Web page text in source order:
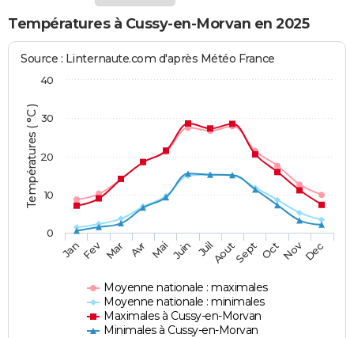
Températures à Cussy-en-Morvan en 2025
Températures ( °C )
Source : Linternaute.com d'après Météo France
Moyenne nationale : maximales
Moyenne nationale : minimales
Maximales à Cussy-en-Morvan
Minimales à Cussy-en-Morvan
JanFev Mar Avr Mai Juin JuilAoutSept OctNovDec
0
10
20
30
40